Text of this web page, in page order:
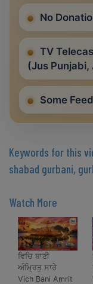
No
TV
(Jus Punjabi,
Some
Keywords for this
shabad gurbani,
Watch More
ਵਿਚਿ ਬਾਣੀ
ਅੰਮ੍ਰਿਤੁ ਸਾਰੇ
Vich Bani Amrit